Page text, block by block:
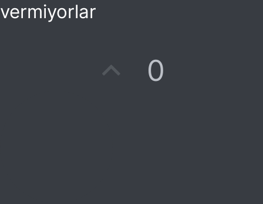
vermiyorlar
O0